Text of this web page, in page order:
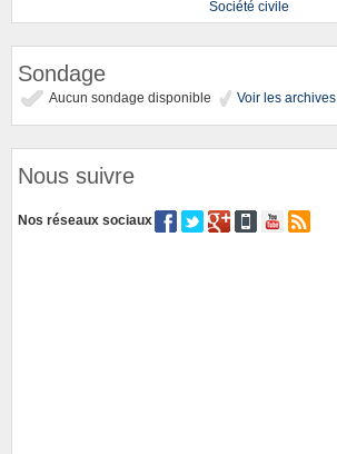
Société civile
Sondage
Aucun sondage disponible Voir les archives
Nous suivre
Nos réseaux sociaux